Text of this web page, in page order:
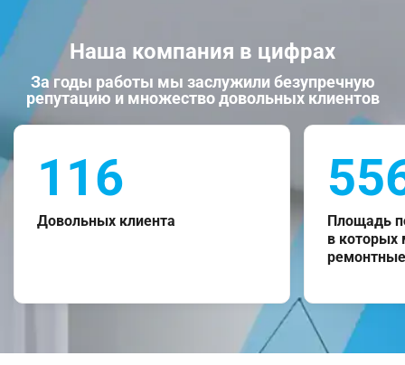
Наша компания в цифрах
За годы работы мы заслужили безупречную
репутацию и множество довольных клиентов
116
Довольных клиента
Площадь
в которых